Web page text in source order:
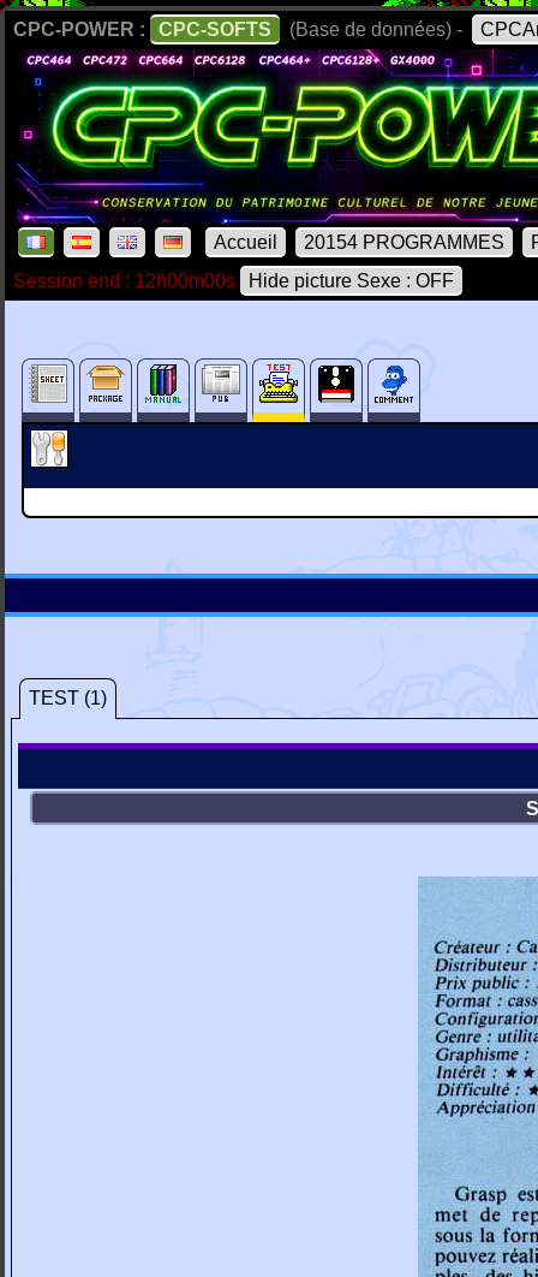
CPC-POWER : CPC-SOFTS (Base de données) -
Accueil 20154 PROGRAMMES
Session end : 12h00m00s
Hide picture Sexe : OFF
TEST (1)